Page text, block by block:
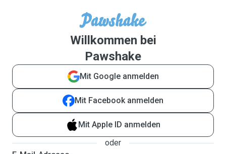
Willkommen bei
Pawshake
Mit Google anmelden
Mit Facebook anmelden
Mit Apple ID anmelden
oder